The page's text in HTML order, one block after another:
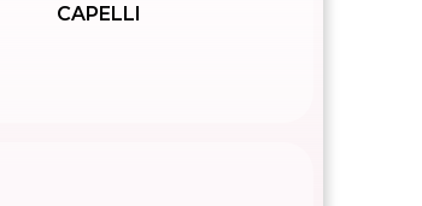
CAPELLI